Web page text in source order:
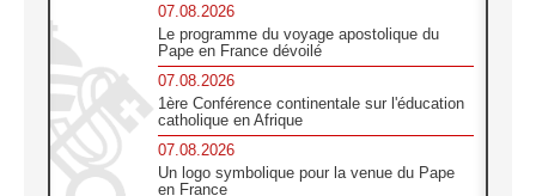
07.08.2026
Le programme du voyage apostolique du
Pape en France dévoilé
07.08.2026
1ère Conférence continentale sur l'éducation
catholique en Afrique
07.08.2026
Un logo symbolique pour la venue du Pape
en France